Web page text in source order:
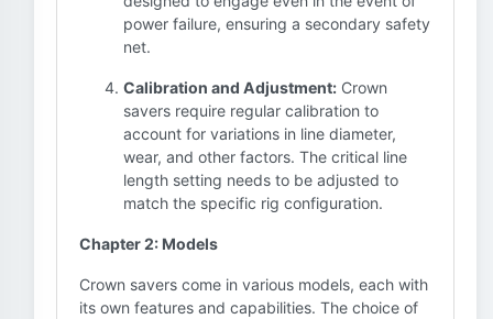
power failure, ensuring a secondary safety
net.
Calibration and Adjustment: Crown
savers require regular calibration to
account for variations in line diameter,
wear, and other factors. The critical line
length setting needs to be adjusted to
match the specific rig configuration.
Chapter 2: Models
Crown savers come in various models, each with
its own features and capabilities. The choice of